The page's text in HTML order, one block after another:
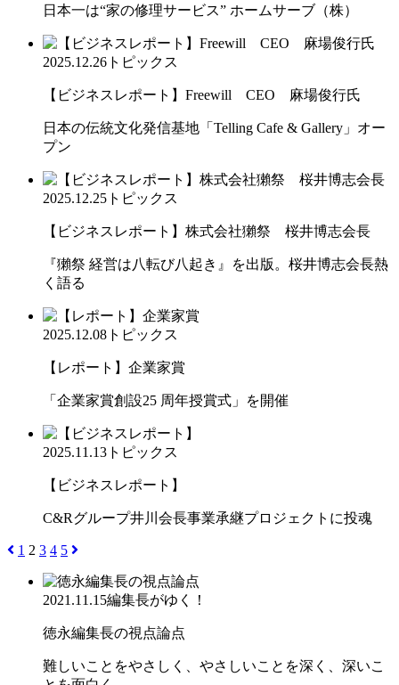
日本一は“家の修理サービス” ホームサーブ（株）
2025.12.26 トピックス
【ビジネスレポート】Freewill CEO 麻場俊行氏
日本の伝統文化発信基地「Telling Cafe & Gallery」オー
プン
2025.12.25 トピックス
【ビジネスレポート】株式会社獺祭 桜井博志会長
『獺祭 経営は八転び八起き』を出版。桜井博志会長熱
く語る
2025.12.08 トピックス
【レポート】企業家賞
「企業家賞創設25 周年授賞式」を開催
2025.11.13 トピックス
【ビジネスレポート】
C&Rグループ井川会長事業承継プロジェクトに投魂
1 2 3 4 5
2021.11.15編集長がゆく！
徳永編集長の視点論点
難しいことをやさしく、やさしいことを深く、深いこ